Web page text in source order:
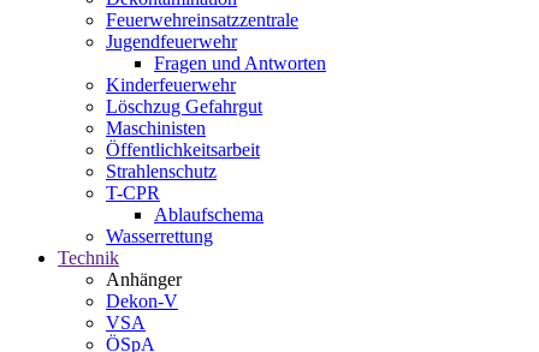
Feuerwehreinsatzzentrale
Jugendfeuerwehr
Fragen und Antworten
Kinderfeuerwehr
Löschzug Gefahrgut
Maschinisten
Öffentlichkeitsarbeit
Strahlenschutz
T-CPR
Ablaufschema
Wasserrettung
Technik
Anhänger
Dekon-V
VSA
ÖSpA